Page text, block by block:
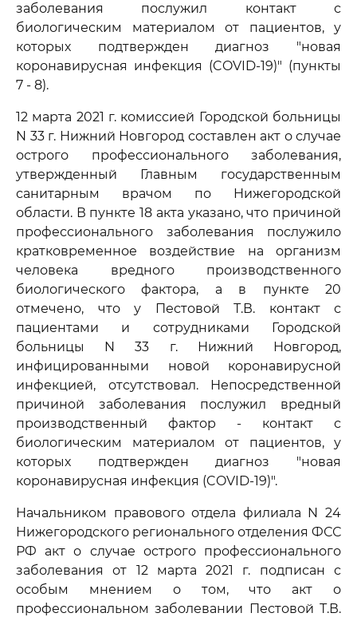
заболевания послужил контакт с
биологическим материалом от пациентов, у
которых подтвержден диагноз "новая
коронавирусная инфекция (COVID-19)" (пункты
7 - 8).
12 марта 2021 г. комиссией Городской больницы
N 33 г. Нижний Новгород составлен акт о случае
острого профессионального заболевания,
утвержденный Главным государственным
санитарным врачом по Нижегородской
области. В пункте 18 акта указано, что причиной
профессионального заболевания послужило
кратковременное воздействие на организм
человека вредного производственного
биологического фактора, а в пункте 20
отмечено, что у Пестовой Т.В. контакт с
пациентами и сотрудниками Городской
больницы N 33 г. Нижний Новгород,
инфицированными новой коронавирусной
инфекцией, отсутствовал. Непосредственной
причиной заболевания послужил вредный
производственный фактор - контакт с
биологическим материалом от пациентов, у
которых подтвержден диагноз "новая
коронавирусная инфекция (COVID-19)".
Начальником правового отдела филиала N 24
Нижегородского регионального отделения ФСС
РФ акт о случае острого профессионального
заболевания от 12 марта 2021 г. подписан с
особым мнением о том, что акт о
профессиональном заболевании Пестовой Т.В.